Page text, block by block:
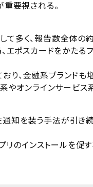
重要視される。
多く、報告数全体の
エポスカードをかたる
り、金融系ブランドも
やオンラインサービス
知を装う手法が引き
リのインストールを促